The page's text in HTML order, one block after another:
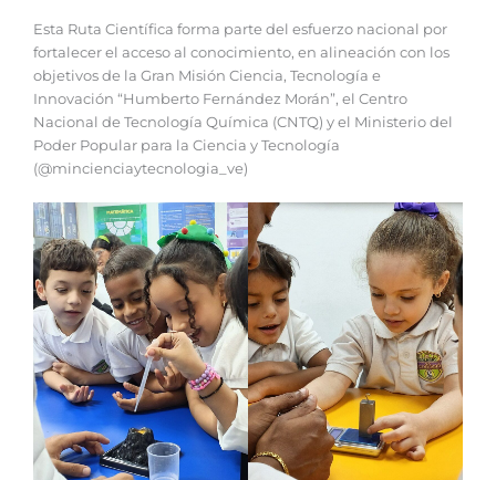
‎‎Esta Ruta Científica forma parte del esfuerzo nacional por
fortalecer el acceso al conocimiento, en alineación con los
objetivos de la Gran Misión Ciencia, Tecnología e
Innovación “Humberto Fernández Morán”, el Centro
Nacional de Tecnología Química (CNTQ) y el Ministerio del
Poder Popular para la Ciencia y Tecnología
(@mincienciaytecnologia_ve)